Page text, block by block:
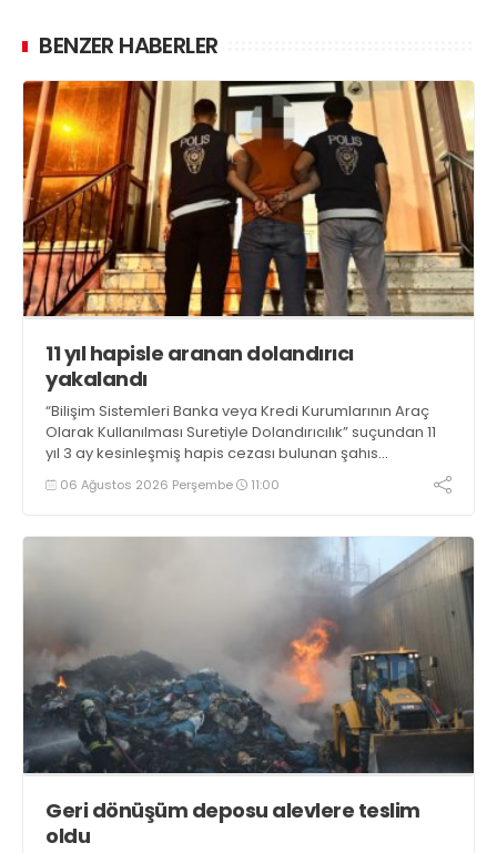
BENZER HABERLER
11 yıl hapisle aranan dolandırıcı
yakalandı
“Bilişim Sistemleri Banka veya Kredi Kurumlarının Araç
Olarak Kullanılması Suretiyle Dolandırıcılık” suçundan 11
yıl 3 ay kesinleşmiş hapis cezası bulunan şahıs
yakalandı
06 Ağustos 2026 Perşembe 11:00
Geri dönüşüm deposu alevlere teslim
oldu